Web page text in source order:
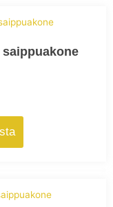
tuotteella
useampi
valinnat
sivulla.
tuotteella